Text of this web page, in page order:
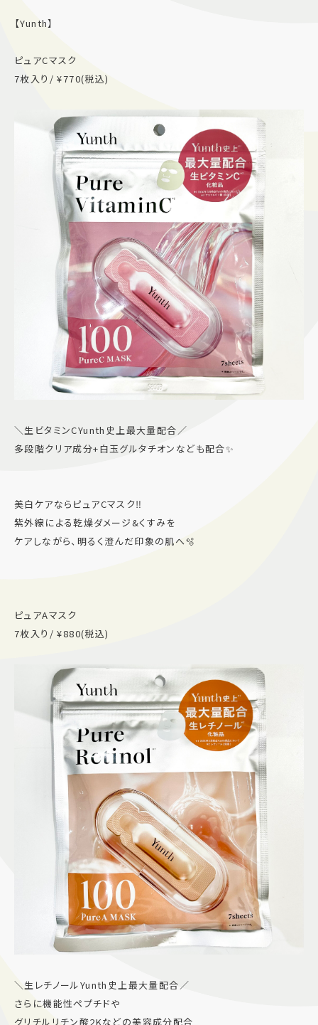
【Yunth】
ピュアCマスク
7枚入り/ ¥770(税込)
＼生ビタミンCYunth史上最大量配合／
多段階クリア成分+白玉グルタチオンなども配合✨
美白ケアならピュアCマスク‼️
紫外線による乾燥ダメージ&くすみを
ケアしながら、明るく澄んだ印象の肌へ🫧
ピュアAマスク
7枚入り/ ¥880(税込)
＼生レチノールYunth史上最大量配合／
さらに機能性ペプチドや
グリチルリチン酸2Kなどの美容成分配合